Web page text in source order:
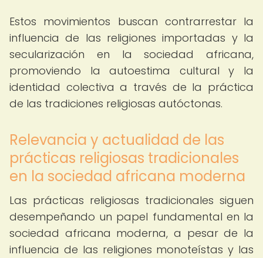
Estos movimientos buscan contrarrestar la
influencia de las religiones importadas y la
secularización en la sociedad africana,
promoviendo la autoestima cultural y la
identidad colectiva a través de la práctica
de las tradiciones religiosas autóctonas.
Relevancia y actualidad de las
prácticas religiosas tradicionales
en la sociedad africana moderna
Las prácticas religiosas tradicionales siguen
desempeñando un papel fundamental en la
sociedad africana moderna, a pesar de la
influencia de las religiones monoteístas y las